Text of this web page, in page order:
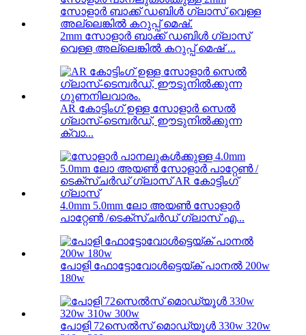
2mm സോളാർ ബാക്ക് ഡബിൾ ഗ്ലാസ്
വെള്ള അല്ലെങ്കിൽ കറുപ്പ് മെഷ് ...
AR കോട്ടിംഗ് ഉള്ള സോളാർ സെൽ
ഗ്ലാസ്-ടെമ്പർഡ്, ഈടുനിൽക്കുന്ന
ക്വാ...
4.0mm 5.0mm ലോ അയൺ സോളാർ
പാറ്റേൺ /ടെക്സ്ചർഡ് ഗ്ലാസ് എ...
പോളി ഫോട്ടോവോൾട്ടെയ്ക് പാനൽ 200w
180w
പോളി 72സെൽസ് മൊഡ്യൂൾ 330w 320w